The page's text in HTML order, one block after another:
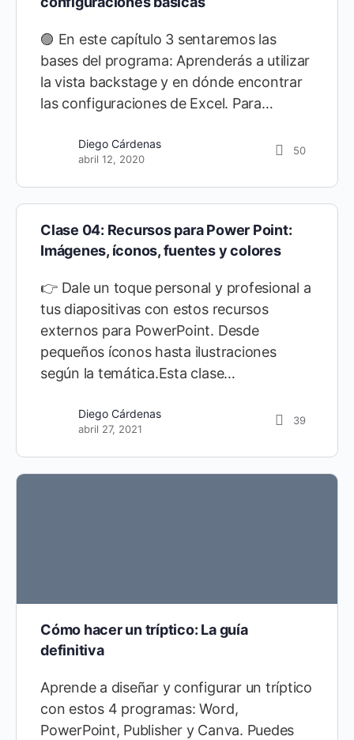
🟣 En este capítulo 3 sentaremos las
bases del programa: Aprenderás a utilizar
la vista backstage y en dónde encontrar
las configuraciones de Excel. Para…
Diego Cárdenas
abril 12, 2020
50
Clase 04: Recursos para Power Point:
Imágenes, íconos, fuentes y colores
👉 Dale un toque personal y profesional a
tus diapositivas con estos recursos
externos para PowerPoint. Desde
pequeños íconos hasta ilustraciones
según la temática.Esta clase…
Diego Cárdenas
abril 27, 2021
39
Cómo hacer un tríptico: La guía
definitiva
Aprende a diseñar y configurar un tríptico
con estos 4 programas: Word,
PowerPoint, Publisher y Canva. Puedes